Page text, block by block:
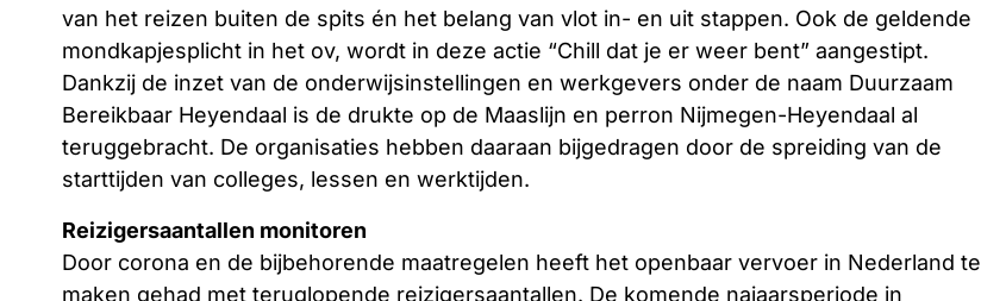
van het reizen buiten de spits én het belang van vlot in- en uit stappen. Ook de geldende
mondkapjesplicht in het ov, wordt in deze actie “Chill dat je er weer bent” aangestipt.
Dankzij de inzet van de onderwijsinstellingen en werkgevers onder de naam Duurzaam
Bereikbaar Heyendaal is de drukte op de Maaslijn en perron Nijmegen-Heyendaal al
teruggebracht. De organisaties hebben daaraan bijgedragen door de spreiding van de
starttijden van colleges, lessen en werktijden.
Reizigersaantallen monitoren
Door corona en de bijbehorende maatregelen heeft het openbaar vervoer in Nederland te
maken gehad met teruglopende reizigersaantallen. De komende najaarsperiode in